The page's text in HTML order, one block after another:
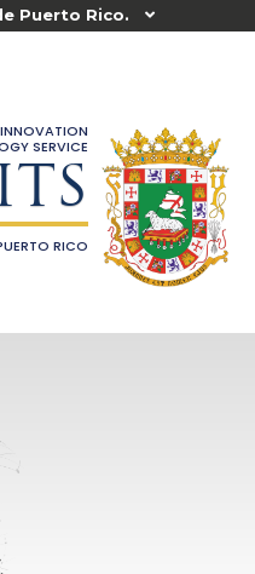
Puerto Rico. 
SERVICE
RICO